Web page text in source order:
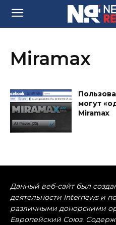
Miramax
могут
Miramax
Данный веб-сайт был
деятельности Internews и
различными донорскими
Европейский Союз.